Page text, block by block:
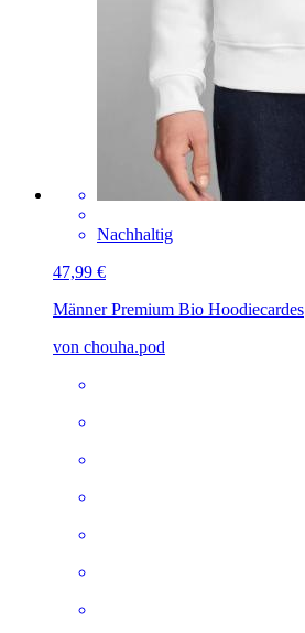
Nachhaltig
47,99 €
Männer Premium Bio Hoodiecardes
von chouha.pod